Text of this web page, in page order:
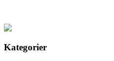
Kategorier